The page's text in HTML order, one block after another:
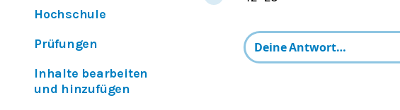
Hochschule
Prüfungen
Inhalte bearbeiten
und hinzufügen